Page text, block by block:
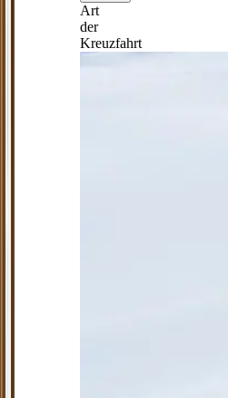
Art
der
Kreuzfahrt